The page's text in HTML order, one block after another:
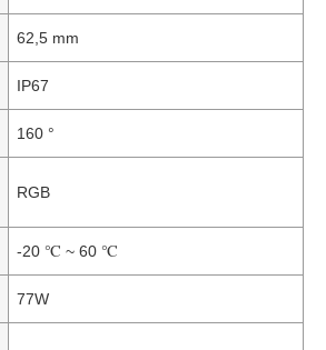
62,5 mm
IP67
160 °
RGB
-20 ℃ ~ 60 ℃
77W